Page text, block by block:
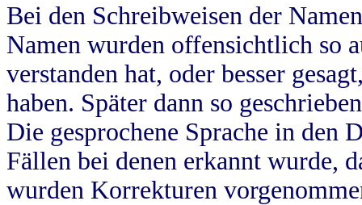
Bei den Schreibweisen der
Namen wurden offensichtlich so
verstanden hat, oder besser
haben. Später dann so
Die gesprochene Sprache in
Fällen bei denen erkannt wurde,
wurden Korrekturen